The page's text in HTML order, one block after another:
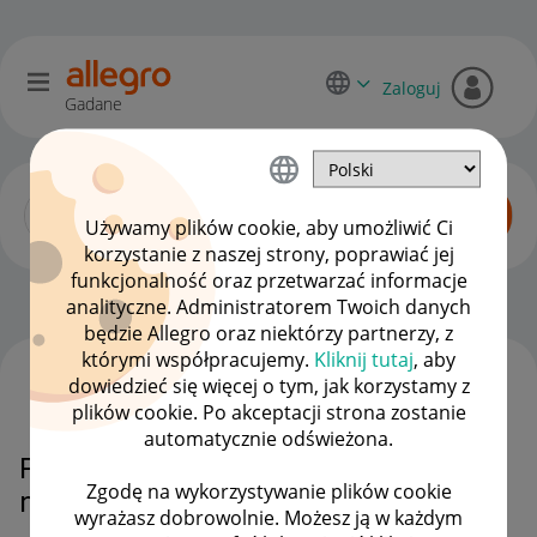
Używamy plików cookie, aby umożliwić Ci
korzystanie z naszej strony, poprawiać jej
funkcjonalność oraz przetwarzać informacje
analityczne. Administratorem Twoich danych
będzie Allegro oraz niektórzy partnerzy, z
którymi współpracujemy. Kliknij tutaj, aby
dowiedzieć się więcej o tym, jak korzystamy z
plików cookie. Po akceptacji strona zostanie
automatycznie odświeżona.
Zgodę na wykorzystywanie plików cookie
wyrażasz dobrowolnie. Możesz ją w każdym
Gadane
Zaloguj
Zaawansowani sprzedawcy OPCJE
Przewoźnik DPD niedostępny - jak
nadać przesyłki?
WSZYSTKIE TEMATY